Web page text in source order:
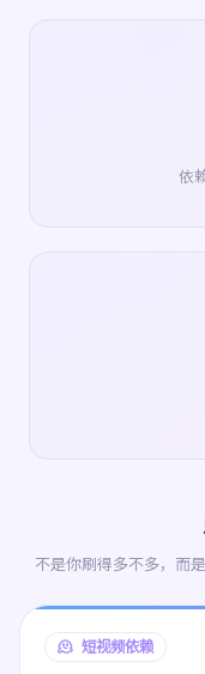
依
不是你刷得多不多，而
🫠 短视频依赖